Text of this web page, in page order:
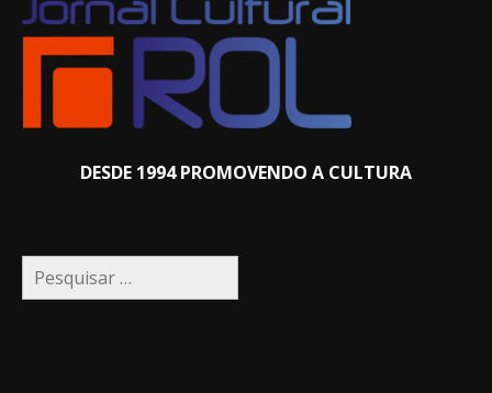
DESDE 1994 PROMOVENDO A CULTURA
Pesquisar
por: